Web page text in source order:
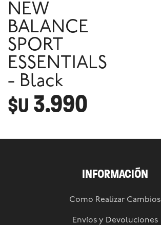
NEW
BALANCE
SPORT
ESSENTIALS
- Black
$U 3.990
INFORMACIÓN
Como Realizar Cambios
Envíos y Devoluciones